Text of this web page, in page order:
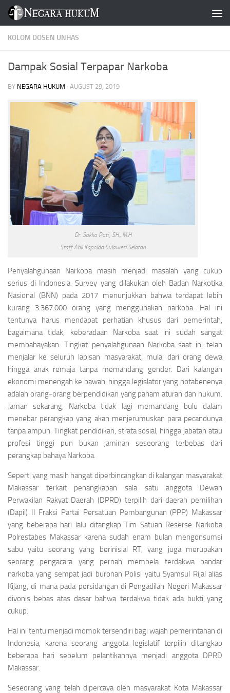
Skip to content
KOLOM DOSEN UNHAS
Dampak Sosial Terpapar Narkoba
BY NEGARA HUKUM · AUGUST 29, 2019
Dr. Sakka Pati., SH., M.H
Staff Ahli Kapolda Sulawesi Selatan
Penyalahgunaan Narkoba masih menjadi masalah yang cukup
serius di Indonesia. Survey yang dilakukan oleh Badan Narkotika
Nasional (BNN) pada 2017 menunjukkan bahwa terdapat lebih
kurang 3.367.000 orang yang menggunakan narkoba. Hal ini
tentunya harus mendapat perhatian khusus dari pemerintah,
bagaimana tidak, keberadaan Narkoba saat ini sudah sangat
membahayakan. Tingkat penyalahgunaan Narkoba saat ini telah
menjalar ke seluruh lapisan masyarakat, mulai dari orang dewa
hingga anak remaja tanpa memandang gender. Dari kalangan
ekonomi menengah ke bawah, hingga legislator yang notabenenya
adalah orang-orang berpendidikan yang paham aturan dan hukum.
Jaman sekarang, Narkoba tidak lagi memandang bulu dalam
menebar perangkap yang akan menjerumuskan para pecandunya
tanpa ampun. Tingkat pendidikan, strata sosial, hingga jabatan atau
profesi tinggi pun bukan jaminan seseorang terbebas dari
perangkap bahaya Narkoba.
Seperti yang masih hangat diperbincangkan di kalangan masyarakat
Makassar terkait penangkapan sala satu anggota Dewan
Perwakilan Rakyat Daerah (DPRD) terpilih dari daerah pemilihan
(Dapil) II Fraksi Partai Persatuan Pembangunan (PPP) Makassar
yang beberapa hari lalu ditangkap Tim Satuan Reserse Narkoba
Polrestabes Makassar karena sudah enam bulan mengonsumsi
sabu yaitu seorang yang berinisial RT, yang juga merupakan
seorang pengacara yang pernah membela terdakwa bandar
narkoba yang sempat jadi buronan Polisi yaitu Syamsul Rijal alias
Kijang, di mana pada persidangan di Pengadilan Negeri Makassar
divonis bebas atas dasar bahwa terdakwa tidak ada bukti yang
cukup.
Hal ini tentu menjadi momok tersendiri bagi wajah pemerintahan di
Indonesia, karena seorang anggota legislatif terpilih ditangkap
beberapa hari sebelum pelantikannya menjadi anggota DPRD
Makassar.
Seseorang yang telah dipercaya oleh masyarakat Kota Makassar